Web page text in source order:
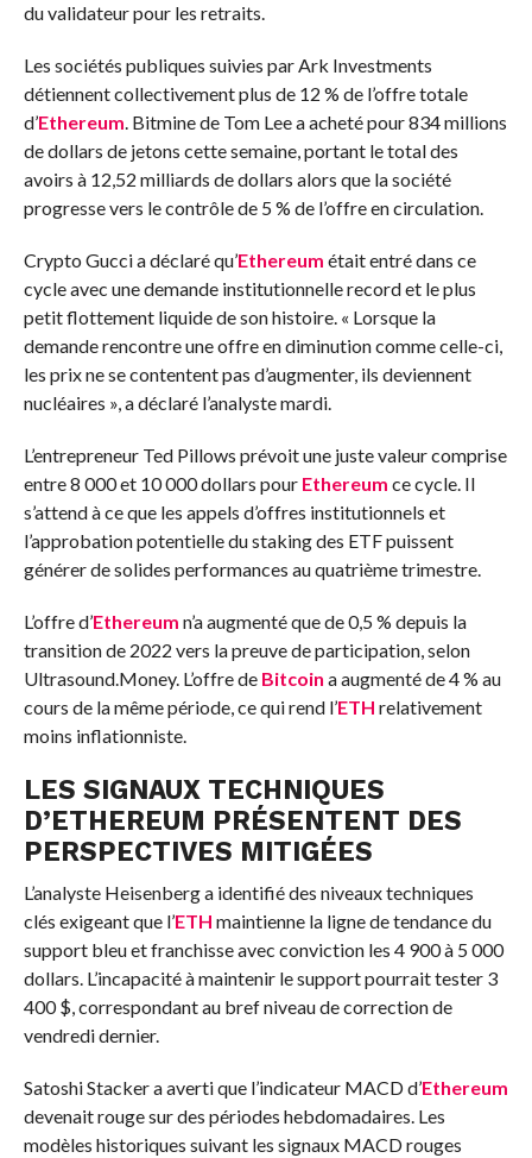
du validateur pour les retraits.
Les sociétés publiques suivies par Ark Investments
détiennent collectivement plus de 12 % de l’offre totale
d’Ethereum. Bitmine de Tom Lee a acheté pour 834 millions
de dollars de jetons cette semaine, portant le total des
avoirs à 12,52 milliards de dollars alors que la société
progresse vers le contrôle de 5 % de l’offre en circulation.
Crypto Gucci a déclaré qu’Ethereum était entré dans ce
cycle avec une demande institutionnelle record et le plus
petit flottement liquide de son histoire. « Lorsque la
demande rencontre une offre en diminution comme celle-ci,
les prix ne se contentent pas d’augmenter, ils deviennent
nucléaires », a déclaré l’analyste mardi.
L’entrepreneur Ted Pillows prévoit une juste valeur comprise
entre 8 000 et 10 000 dollars pour Ethereum ce cycle. Il
s’attend à ce que les appels d’offres institutionnels et
l’approbation potentielle du staking des ETF puissent
générer de solides performances au quatrième trimestre.
L’offre d’Ethereum n’a augmenté que de 0,5 % depuis la
transition de 2022 vers la preuve de participation, selon
Ultrasound.Money. L’offre de Bitcoin a augmenté de 4 % au
cours de la même période, ce qui rend l’ETH relativement
moins inflationniste.
LES SIGNAUX TECHNIQUES
D’ETHEREUM PRÉSENTENT DES
PERSPECTIVES MITIGÉES
L’analyste Heisenberg a identifié des niveaux techniques
clés exigeant que l’ETH maintienne la ligne de tendance du
support bleu et franchisse avec conviction les 4 900 à 5 000
dollars. L’incapacité à maintenir le support pourrait tester 3
400 $, correspondant au bref niveau de correction de
vendredi dernier.
Satoshi Stacker a averti que l’indicateur MACD d’Ethereum
devenait rouge sur des périodes hebdomadaires. Les
modèles historiques suivant les signaux MACD rouges